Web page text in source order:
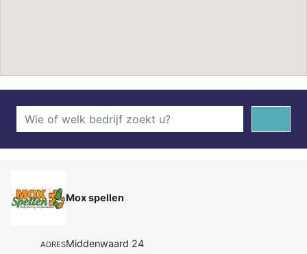
Mox spellen
ADRESMiddenwaard 24